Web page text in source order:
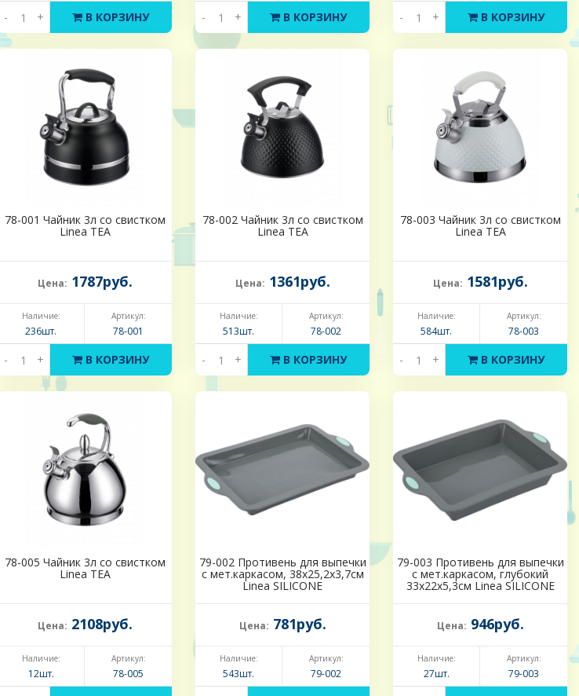
- + В КОРЗИНУ - + В КОРЗИНУ - + В КОРЗИНУ
78-001 Чайник 3л со свистком
Linea TEA
Цена: 1787руб.
Наличие:
236шт.
Артикул:
78-001
- + В КОРЗИНУ
78-002 Чайник 3л со свистком
Linea TEA
Цена: 1361руб.
Наличие:
513шт.
Артикул:
78-002
- + В КОРЗИНУ
78-003 Чайник 3л со свистком
Linea TEA
Цена: 1581руб.
Наличие:
584шт.
Артикул:
78-003
- + В КОРЗИНУ
78-005 Чайник 3л со свистком
Linea TEA
Цена: 2108руб.
Наличие:
12шт.
Артикул:
78-005
79-002 Противень для выпечки
с мет.каркасом, 38х25,2х3,7см
Linea SILICONE
Цена: 781руб.
Наличие:
543шт.
Артикул:
79-002
79-003 Противень для выпечки
с мет.каркасом, глубокий
33х22х5,3см Linea SILICONE
Цена: 946руб.
Наличие:
27шт.
Артикул:
79-003